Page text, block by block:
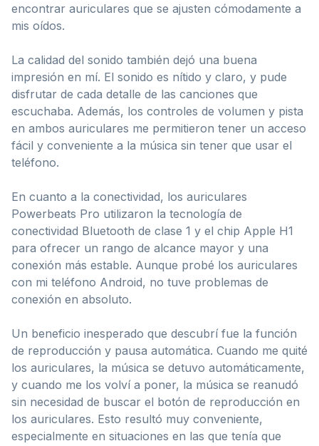
encontrar auriculares que se ajusten cómodamente a
mis oídos.
La calidad del sonido también dejó una buena
impresión en mí. El sonido es nítido y claro, y pude
disfrutar de cada detalle de las canciones que
escuchaba. Además, los controles de volumen y pista
en ambos auriculares me permitieron tener un acceso
fácil y conveniente a la música sin tener que usar el
teléfono.
En cuanto a la conectividad, los auriculares
Powerbeats Pro utilizaron la tecnología de
conectividad Bluetooth de clase 1 y el chip Apple H1
para ofrecer un rango de alcance mayor y una
conexión más estable. Aunque probé los auriculares
con mi teléfono Android, no tuve problemas de
conexión en absoluto.
Un beneficio inesperado que descubrí fue la función
de reproducción y pausa automática. Cuando me quité
los auriculares, la música se detuvo automáticamente,
y cuando me los volví a poner, la música se reanudó
sin necesidad de buscar el botón de reproducción en
los auriculares. Esto resultó muy conveniente,
especialmente en situaciones en las que tenía que